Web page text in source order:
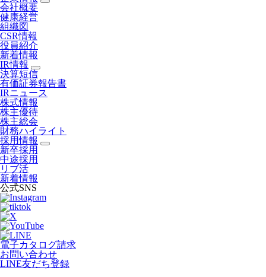
会社概要
健康経営
組織図
CSR情報
役員紹介
新着情報
IR情報
決算短信
有価証券報告書
IRニュース
株式情報
株主優待
株主総会
財務ハイライト
採用情報
新卒採用
中途採用
リブ活
新着情報
公式SNS
電子カタログ請求
お問い合わせ
LINE友だち登録